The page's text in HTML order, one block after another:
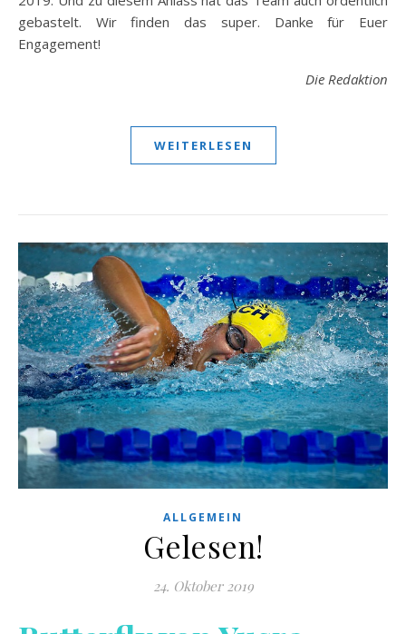
gebastelt. Wir finden das super. Danke für Euer
Engagement!
Die Redaktion
WEITERLESEN
ALLGEMEIN
Gelesen!
24. Oktober 2019